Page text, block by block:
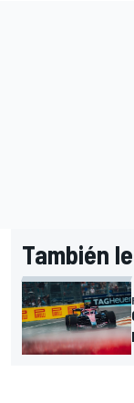
También